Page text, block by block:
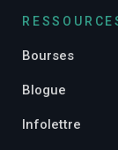
Bourses
Blogue
Infolettre